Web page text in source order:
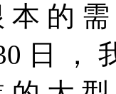
本 的
日 ，